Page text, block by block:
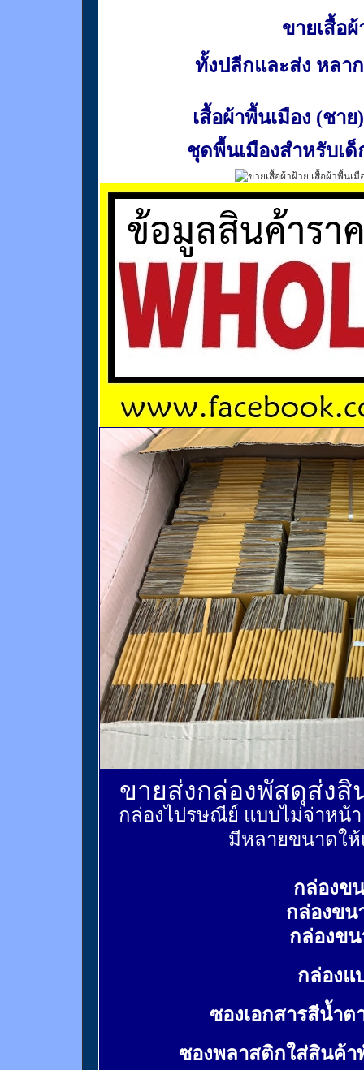
ขายเสื้อผ้
ทั้งปลีกและส่ง หลา
เสื้อผ้าพื้นเมือง (ชาย)
ชุดพื้นเมืองสำหรับเด็
ขายส่งกล่องพัสดุส่ง
กล่องไปรษณีย์ แบบไม่จ่าหน้
มีหลายขนาดให้
กล่องข
กล่องขน
กล่องข
กล่องแ
ซองเอกสารสีน้ำต
ซองพลาสติกใส่สินค้า